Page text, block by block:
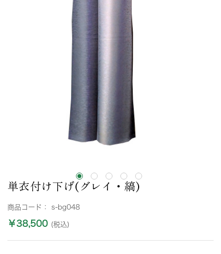
単衣付け下げ(グレイ・縞)
商品コード： s-bg048
￥38,500 (税込)